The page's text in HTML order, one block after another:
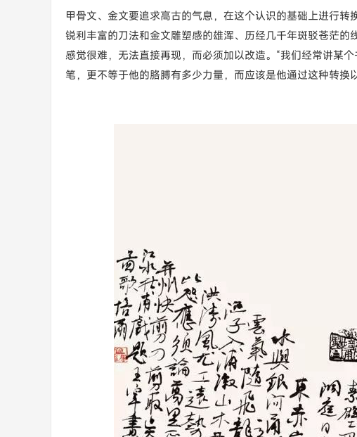
甲骨文、金文要追求高古的气息，在这个认识的基础上进行
锐利丰富的刀法和金文雕塑感的雄浑、历经几千年斑驳苍茫
感觉很难，无法直接再现，而必须加以改造。“我们经常讲某
笔，更不等于他的胳膊有多少力量，而应该是他通过这种转换